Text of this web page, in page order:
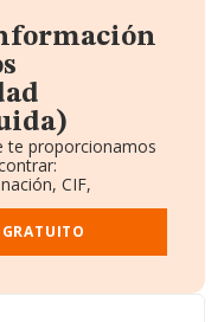
te proporcionamos
CIF,
Empleados.